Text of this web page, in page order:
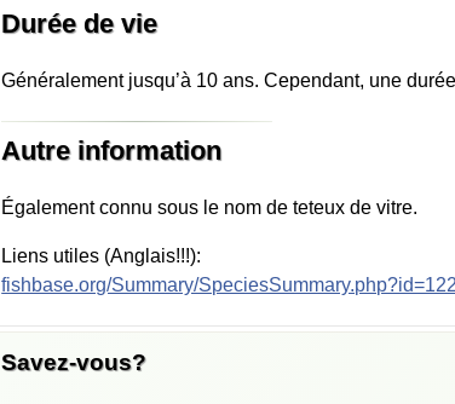
Durée de vie
Généralement jusqu’à 10 ans. Cependant, une
Autre information
Également connu sous le nom de teteux de vitre.
Liens utiles (Anglais!!!):
fishbase.org/Summary/
Savez-vous?